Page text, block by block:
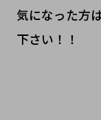
気になった方
下さい！！